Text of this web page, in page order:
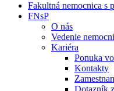
Fakultná nemocnica s
FNsP
O nás
Vedenie
Kariéra
Ponuka
Kontakty
Dotazník